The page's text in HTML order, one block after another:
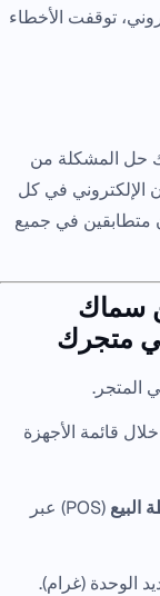
توقفت الأخطاء
حل المشكلة من
الإلكتروني في كل
متطابقين في جميع
سماك
المتجر.
قائمة الأجهزة
البيع
(POS) عبر
الوحدة (غرام).